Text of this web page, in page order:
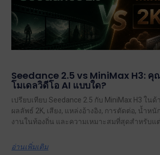
Seedance 2.5 vs MiniMax H3: คุ
โมเดลวิดีโอ AI แบบใด?
เปรียบเทียบ Seedance 2.5 กับ MiniMax H3 ใน
ผลลัพธ์ 2K, เสียง, แหล่งอ้างอิง, การตัดต่อ, น้ำหนั
งานในท้องถิ่น และความเหมาะสมที่สุดสำหรับแ
อ่านเพิ่มเติม